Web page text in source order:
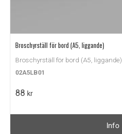
Broschyrställ för bord (A5, liggande)
Broschyrställ för bord (A5, liggande)
02A5LB01
88 kr
Info